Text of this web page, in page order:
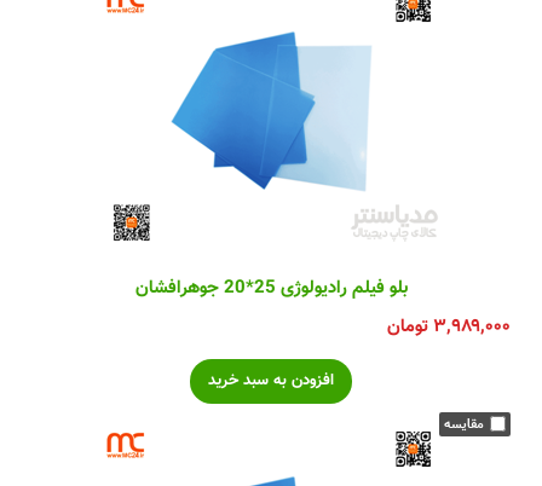
بلو فیلم رادیولوژی 25*20 جوهرافشان
۳,۹۸۹,۰۰۰تومان